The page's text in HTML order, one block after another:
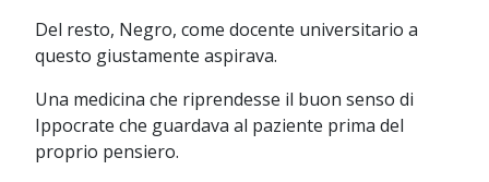
Del resto, Negro, come docente universitario a
questo giustamente aspirava.
Una medicina che riprendesse il buon senso di
Ippocrate che guardava al paziente prima del
proprio pensiero.